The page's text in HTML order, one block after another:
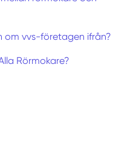
om vvs-företagen ifrån?
Rörmokare?